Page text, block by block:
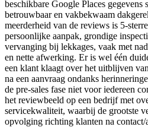
beschikbare Google Places gegevens
betrouwbaar en vakbekwaam
meerderheid van de reviews is 5-
persoonlijke aanpak, grondige
vervanging bij lekkages, vaak met
en nette afwerking. Er is wel één
een klant klaagt over het uitblijven
na een aanvraag ondanks
de pre-sales fase niet voor iedereen
het reviewbeeld op een bedrijf met
servicekwaliteit, waarbij de grootste
opvolging richting klanten na contact/